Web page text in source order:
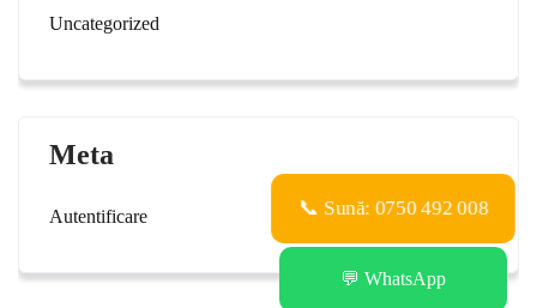
Uncategorized
Meta
Autentificare 📞 Sună: 0750 492 008
💬 WhatsApp